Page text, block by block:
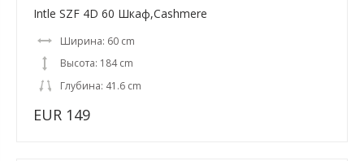
Intle SZF 4D 60 Шкаф,Cashmere
Ширина: 60 cm
Высота: 184 cm
Глубина: 41.6 cm
EUR 149